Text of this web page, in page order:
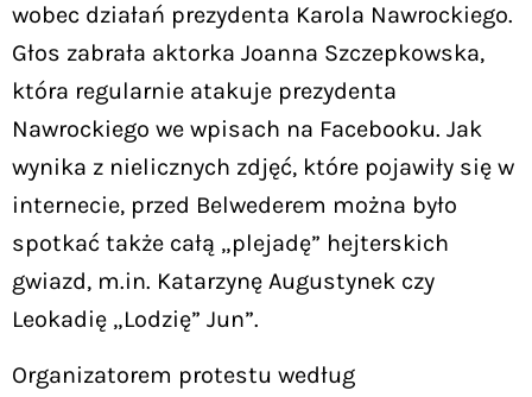
wobec działań prezydenta Karola Nawrockiego.
Głos zabrała aktorka Joanna Szczepkowska,
która regularnie atakuje prezydenta
Nawrockiego we wpisach na Facebooku. Jak
wynika z nielicznych zdjęć, które pojawiły się w
internecie, przed Belwederem można było
spotkać także całą „plejadę” hejterskich
gwiazd, m.in. Katarzynę Augustynek czy
Leokadię „Lodzię” Jun”.
Organizatorem protestu według